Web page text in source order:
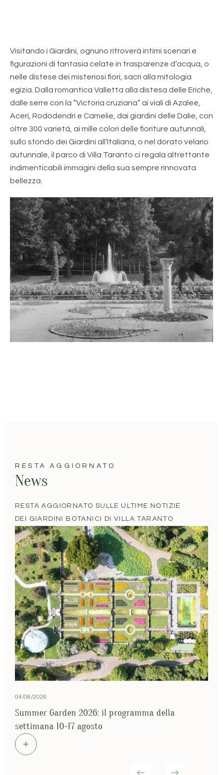
Visitando i Giardini, ognuno ritroverà intimi scenari e
figurazioni di fantasia celate in trasparenze d’acqua, o
nelle distese dei misteriosi fiori, sacri alla mitologia
egizia. Dalla romantica Valletta alla distesa delle Eriche,
dalle serre con la “Victoria cruziana” ai viali di Azalee,
Aceri, Rododendri e Camelie, dai giardini delle Dalie, con
oltre 300 varietà, ai mille colori delle fioriture autunnali,
sullo sfondo dei Giardini all’Italiana, o nel dorato velario
autunnale, il parco di Villa Taranto ci regala altrettante
indimenticabili immagini della sua sempre rinnovata
bellezza.
RESTA AGGIORNATO
News
RESTA AGGIORNATO SULLE ULTIME NOTIZIE
DEI GIARDINI BOTANICI DI VILLA TARANTO
04/08/2026
Summer Garden 2026: il programma della
settimana 10-17 agosto